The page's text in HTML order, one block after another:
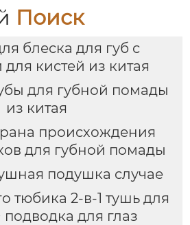
Поиск
блеска для губ с
кистей из китая
для губной помады
из китая
происхождения
для губной помады
подушка случае
тюбика 2-в-1 тушь для
для глаз